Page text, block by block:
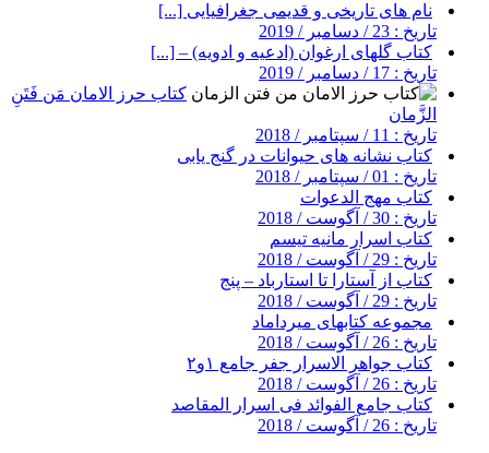
نام های تاریخی و قدیمی جغرافیایی [...]
تاریخ : 23 / دسامبر / 2019
کتاب گلهای ارغوان (ادعیه و ادویه) – [...]
تاریخ : 17 / دسامبر / 2019
کتاب حرز الامان مَن فَتَنِ
الزَّمان
تاریخ : 11 / سپتامبر / 2018
کتاب نشانه های حیوانات در گنج یابی
تاریخ : 01 / سپتامبر / 2018
کتاب مهج الدعوات
تاریخ : 30 / آگوست / 2018
کتاب اسرار مانیه تیسم
تاریخ : 29 / آگوست / 2018
کتاب از آستارا تا استارباد – پنج
تاریخ : 29 / آگوست / 2018
مجموعه کتابهای میرداماد
تاریخ : 26 / آگوست / 2018
کتاب جواهر الاسرار جفر جامع ۱و۲
تاریخ : 26 / آگوست / 2018
کتاب جامع الفوائد فی اسرار المقاصد
تاریخ : 26 / آگوست / 2018